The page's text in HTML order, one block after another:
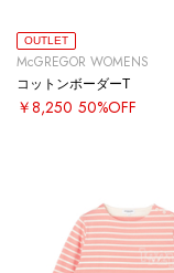
OUTLET
McGREGOR WOMENS
コットンボーダーT
￥8,250 50%OFF